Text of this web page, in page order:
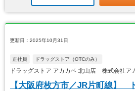
更新日：2025年10月31日
正社員 ドラッグストア（OTCのみ）
ドラッグストア アカカベ 北山店 株式会社ア
【大阪府枚方市／JR片町線】